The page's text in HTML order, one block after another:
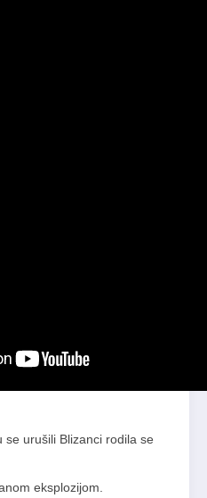
se urušili Blizanci rodila se
eksplozijom.